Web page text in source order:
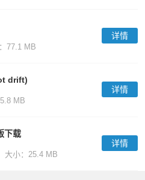
77.1 MB
详情
drift)
MB
详情
下载
大小：25.4 MB
详情